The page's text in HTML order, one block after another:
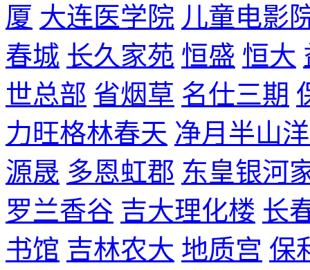
厦 大连医学院 儿童电影
春城 长久家苑 恒盛 恒大
世总部 省烟草 名仕三期
力旺格林春天 净月半山
源晟 多恩虹郡 东皇银河
罗兰香谷 吉大理化楼 长
书馆 吉林农大 地质宫 保